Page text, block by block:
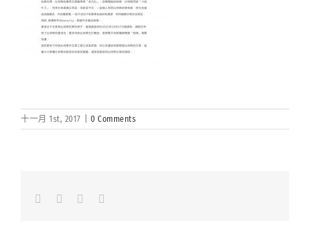
十一月 1st, 2017 0 Comments
FacebookLinkedInWhatsapp